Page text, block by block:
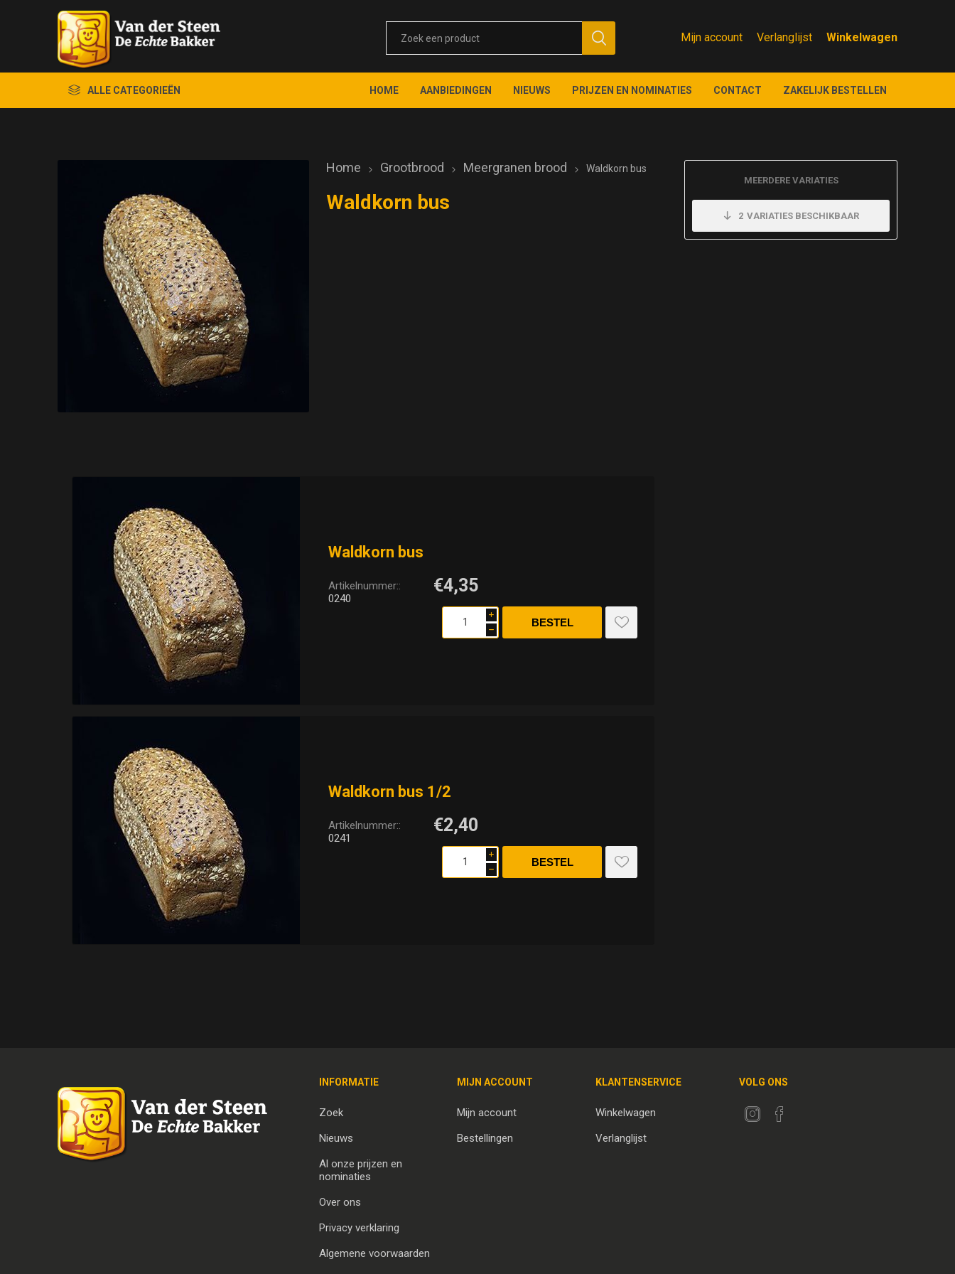
Mijn account Verlanglijst
ALLE CATEGORIEËN HOME AANBIEDINGEN NIEUWS PRIJZEN EN NOMINATIES CONTACT ZAKELIJK BESTELLEN
Home Grootbrood Meergranen brood Waldkorn bus
Waldkorn bus
MEERDERE VARIATIES
2 VARIATIES BESCHIKBAAR
Waldkorn bus
Artikelnummer::
0240
€4,35
i
h
Waldkorn bus 1/2
Artikelnummer::
0241
€2,40
i
h
INFORMATIE
Zoek
Nieuws
Al onze prijzen en
nominaties
Over ons
Privacy verklaring
Algemene voorwaarden
MIJN ACCOUNT
Mijn account
Bestellingen
KLANTENSERVICE
Winkelwagen
Verlanglijst
VOLG ONS